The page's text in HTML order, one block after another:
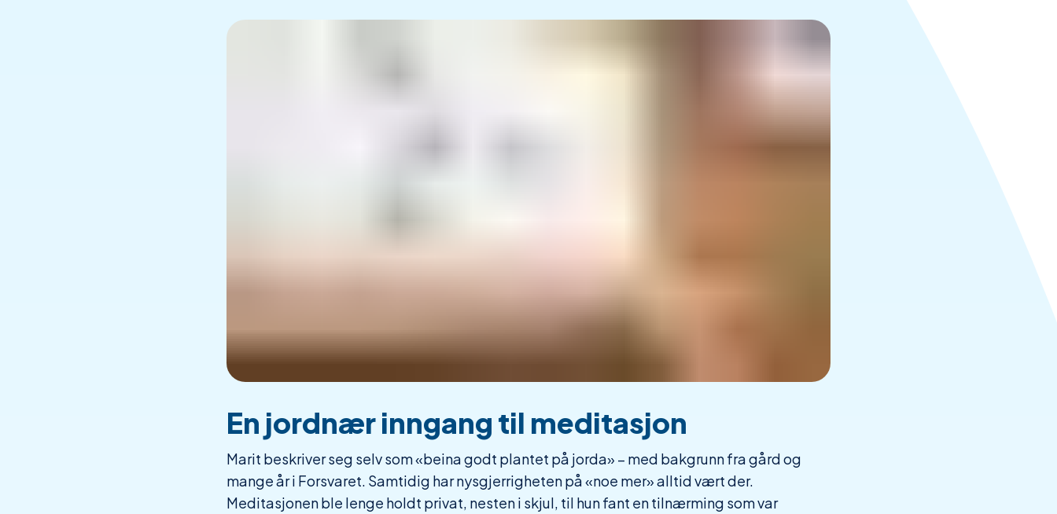
En jordnær inngang til meditasjon
Marit beskriver seg selv som «beina godt plantet på jorda» – med bakgrunn fra gård og
mange år i Forsvaret. Samtidig har nysgjerrigheten på «noe mer» alltid vært der.
Meditasjonen ble lenge holdt privat, nesten i skjul, til hun fant en tilnærming som var